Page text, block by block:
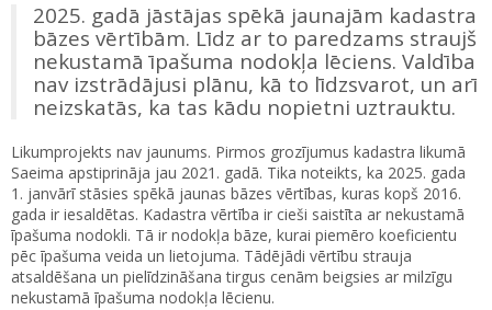
2025. gadā jāstājas spēkā jaunajām kadastra
bāzes vērtībām. Līdz ar to paredzams straujš
nekustamā īpašuma nodokļa lēciens. Valdība
nav izstrādājusi plānu, kā to līdzsvarot, un arī
neizskatās, ka tas kādu nopietni uztrauktu.
Likumprojekts nav jaunums. Pirmos grozījumus kadastra likumā
Saeima apstiprināja jau 2021. gadā. Tika noteikts, ka 2025. gada
1. janvārī stāsies spēkā jaunas bāzes vērtības, kuras kopš 2016.
gada ir iesaldētas. Kadastra vērtība ir cieši saistīta ar nekustamā
īpašuma nodokli. Tā ir nodokļa bāze, kurai piemēro koeficientu
pēc īpašuma veida un lietojuma. Tādējādi vērtību strauja
atsaldēšana un pielīdzināšana tirgus cenām beigsies ar milzīgu
nekustamā īpašuma nodokļa lēcienu.